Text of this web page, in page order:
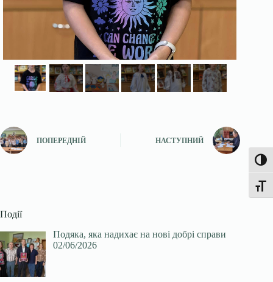
ПОПЕРЕДНІЙ НАСТУПНИЙ
Події
Подяка, яка надихає на нові добрі справи
02/06/2026